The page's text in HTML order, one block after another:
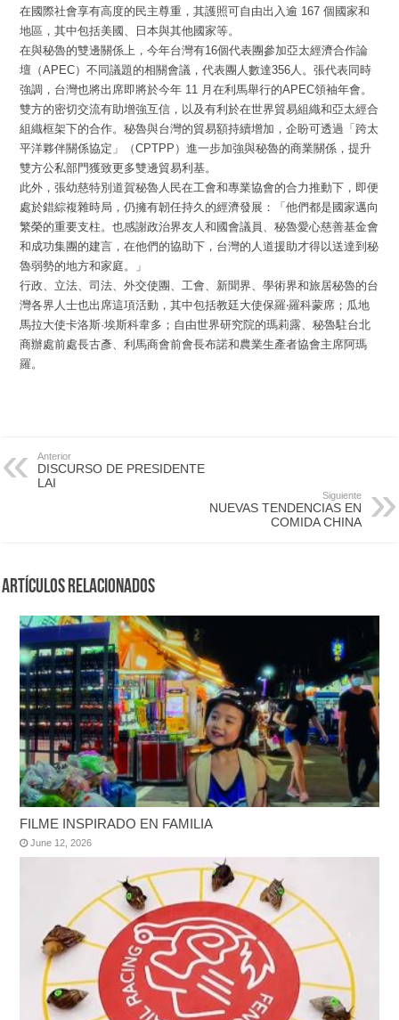
在國際社會享有高度的民主尊重，其護照可自由出入逾 167 個國家和
地區，其中包括美國、日本與其他國家等。
在與秘魯的雙邊關係上，今年台灣有16個代表團參加亞太經濟合作論
壇（APEC）不同議題的相關會議，代表團人數達356人。張代表同時
強調，台灣也將出席即將於今年 11 月在利馬舉行的APEC領袖年會。
雙方的密切交流有助增強互信，以及有利於在世界貿易組織和亞太經合
組織框架下的合作。秘魯與台灣的貿易額持續增加，企盼可透過「跨太
平洋夥伴關係協定」（CPTPP）進一步加強與秘魯的商業關係，提升
雙方公私部門獲致更多雙邊貿易利基。
此外，張幼慈特別道賀秘魯人民在工會和專業協會的合力推動下，即便
處於錯綜複雜時局，仍擁有韌任持久的經濟發展：「他們都是國家邁向
繁榮的重要支柱。也感謝政治界友人和國會議員、秘魯愛心慈善基金會
和成功集團的建言，在他們的協助下，台灣的人道援助才得以送達到秘
魯弱勢的地方和家庭。」
行政、立法、司法、外交使團、工會、新聞界、學術界和旅居秘魯的台
灣各界人士也出席這項活動，其中包括教廷大使保羅‧羅科蒙席；瓜地
馬拉大使卡洛斯·埃斯科韋多；自由世界研究院的瑪莉露、秘魯駐台北
商辦處前處長古彥、利馬商會前會長布諾和農業生產者協會主席阿瑪
羅。
Anterior
DISCURSO DE PRESIDENTE
LAI
Siguiente
NUEVAS TENDENCIAS EN
COMIDA CHINA
Artículos Relacionados
FILME INSPIRADO EN FAMILIA
June 12, 2026